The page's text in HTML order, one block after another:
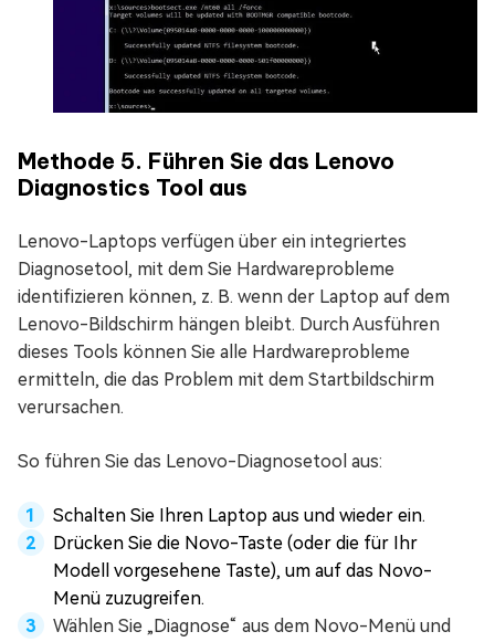
Methode 5. Führen Sie das Lenovo
Diagnostics Tool aus
Lenovo-Laptops verfügen über ein integriertes
Diagnosetool, mit dem Sie Hardwareprobleme
identifizieren können, z. B. wenn der Laptop auf dem
Lenovo-Bildschirm hängen bleibt. Durch Ausführen
dieses Tools können Sie alle Hardwareprobleme
ermitteln, die das Problem mit dem Startbildschirm
verursachen.
So führen Sie das Lenovo-Diagnosetool aus:
Schalten Sie Ihren Laptop aus und wieder ein.
Drücken Sie die Novo-Taste (oder die für Ihr
Modell vorgesehene Taste), um auf das Novo-
Menü zuzugreifen.
Wählen Sie „Diagnose“ aus dem Novo-Menü und